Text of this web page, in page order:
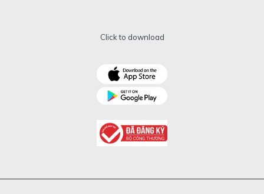
Click to download